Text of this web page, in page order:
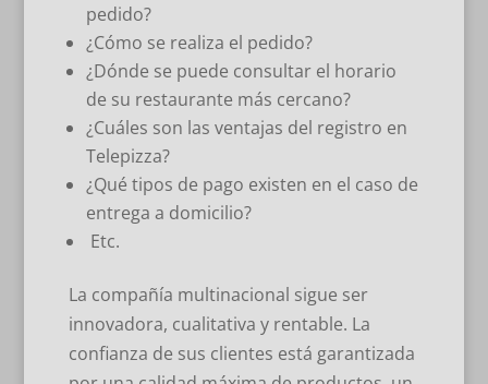
pedido?
¿Cómo se realiza el pedido?
¿Dónde se puede consultar el horario
de su restaurante más cercano?
¿Cuáles son las ventajas del registro en
Telepizza?
¿Qué tipos de pago existen en el caso de
entrega a domicilio?
Etc.
La compañía multinacional sigue ser
innovadora, cualitativa y rentable. La
confianza de sus clientes está garantizada